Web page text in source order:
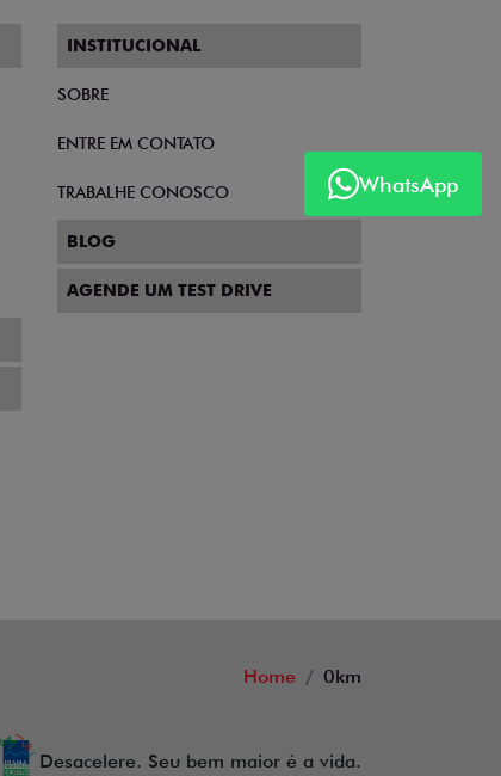
WhatsApp
INSTITUCIONAL
SOBRE
ENTRE EM CONTATO
TRABALHE CONOSCO
BLOG
AGENDE UM TEST DRIVE
Home 0km
Desacelere. Seu bem maior é a vida.